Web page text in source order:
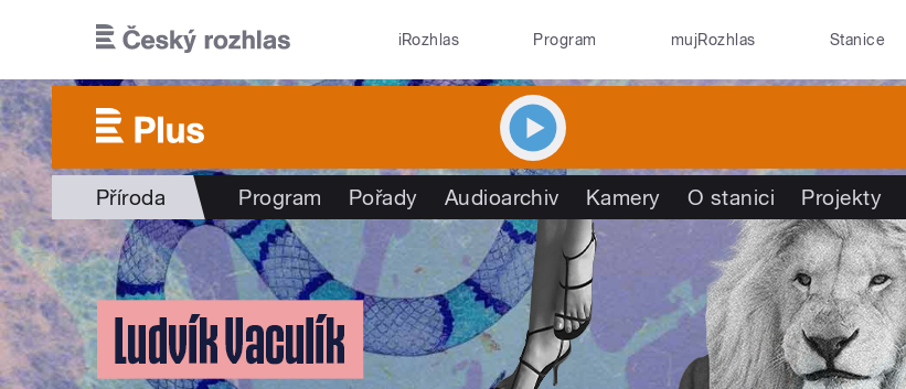
iRozhlas Program mujRozhlas Stanice
Příroda Program Pořady Audioarchiv Kamery O stanici Projekty